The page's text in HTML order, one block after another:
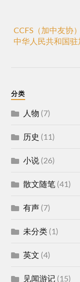
CCFS（加中友协）
中华人民共和国
分类
人物 (7)
历史 (11)
小说 (26)
散文随笔 (41)
有声 (7)
未分类 (1)
英文 (4)
见闻游记 (15)